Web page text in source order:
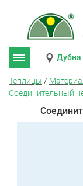
Дубна
Теплицы /
Соединительный